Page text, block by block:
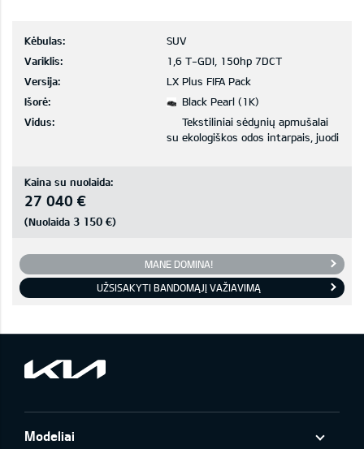
Kėbulas:
SUV
Variklis:
1,6 T-GDI, 150hp 7DCT
Versija:
LX Plus FIFA Pack
Išorė:
Black Pearl (1K)
Vidus:
Tekstiliniai sėdynių apmušalai
su ekologiškos odos intarpais, juodi
Kaina su nuolaida:
27 040 €
(Nuolaida 3 150 €)
MANE DOMINA!
UŽSISAKYTI BANDOMĄJĮ VAŽIAVIMĄ
Modeliai